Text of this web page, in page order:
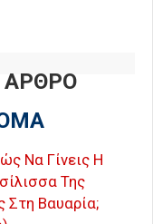
ΑΡΘΡΟ
Να Γίνεις Η
Της
Στη Βαυαρία;